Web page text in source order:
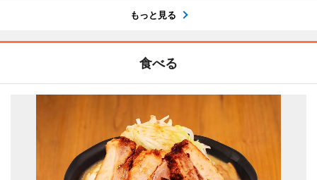
もっと見る
食べる